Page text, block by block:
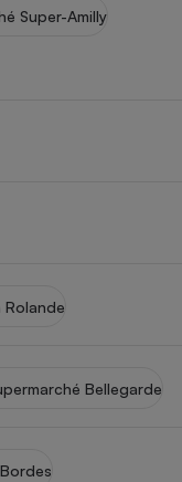
Super-Amilly
Rolande
Bellegarde